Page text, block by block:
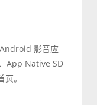
影音应
App Native SD
。